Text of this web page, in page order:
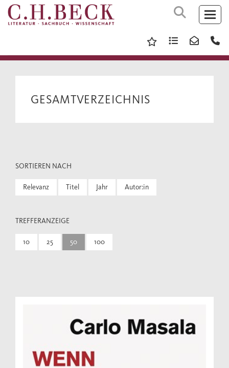
GESAMTVERZEICHNIS
SORTIEREN NACH
Relevanz Titel Jahr Autor:in
TREFFERANZEIGE
10 25 50 100